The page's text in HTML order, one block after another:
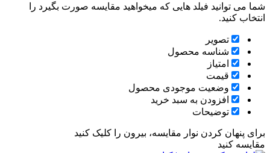
شما می توانید فیلد هایی که میخواهید مقایسه صورت بگیرد را
انتخاب کنید.
تصویر
شناسه محصول
امتیاز
قیمت
وضعیت موجودی محصول
افزودن به سبد خرید
توضیحات
برای پنهان کردن نوار مقایسه، بیرون را کلیک کنید
مقایسه کنید